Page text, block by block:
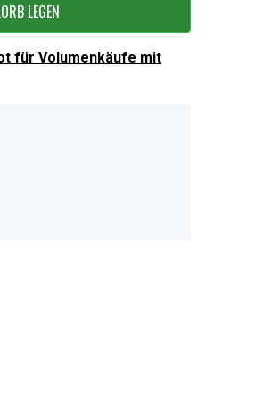
LEGEN
für Volumenkäufe mit